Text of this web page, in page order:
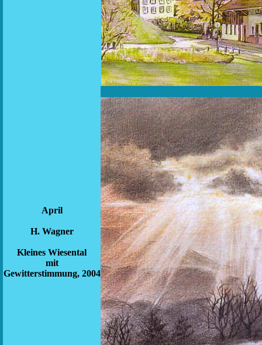
April
H. Wagner
Kleines Wiesental
mit
Gewitterstimmung, 2004